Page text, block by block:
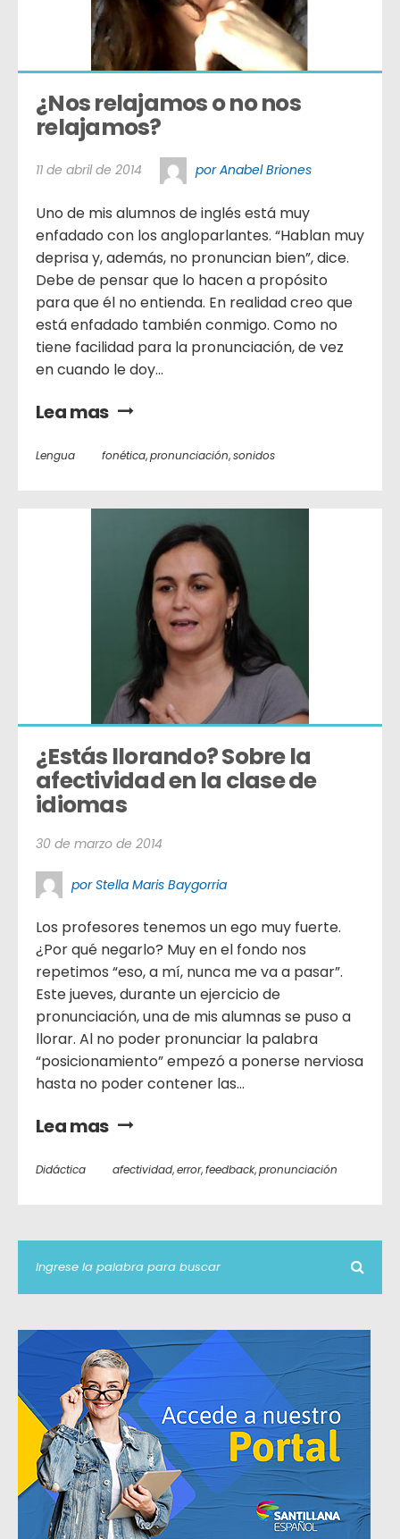
¿Nos relajamos o no nos
relajamos?
11 de abril de 2014 por Anabel Briones
Uno de mis alumnos de inglés está muy
enfadado con los angloparlantes. “Hablan muy
deprisa y, además, no pronuncian bien”, dice.
Debe de pensar que lo hacen a propósito
para que él no entienda. En realidad creo que
está enfadado también conmigo. Como no
tiene facilidad para la pronunciación, de vez
en cuando le doy...
Lea mas
Lengua fonética,pronunciación,sonidos
¿Estás llorando? Sobre la
afectividad en la clase de
idiomas
30 de marzo de 2014
por Stella Maris Baygorria
Los profesores tenemos un ego muy fuerte.
¿Por qué negarlo? Muy en el fondo nos
repetimos “eso, a mí, nunca me va a pasar”.
Este jueves, durante un ejercicio de
pronunciación, una de mis alumnas se puso a
llorar. Al no poder pronunciar la palabra
“posicionamiento” empezó a ponerse nerviosa
hasta no poder contener las...
Lea mas
Didáctica afectividad,error,feedback,pronunciación